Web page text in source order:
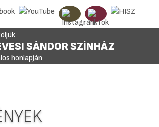
SÁNDOR SZÍNHÁZ
honlapján